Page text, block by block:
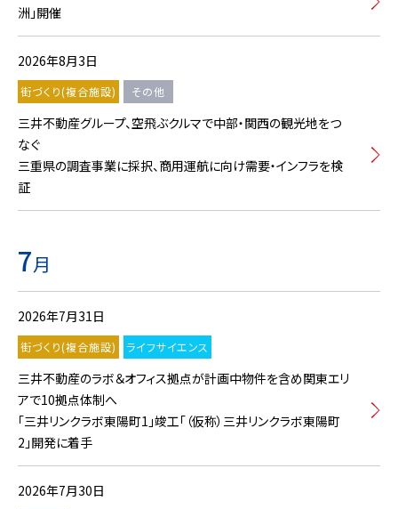
洲」開催
2026年8月3日
街づくり(複合施設) その他
三井不動産グループ、空飛ぶクルマで中部・関西の観光地をつ
なぐ
三重県の調査事業に採択、商用運航に向け需要・インフラを検
証
7月
2026年7月31日
街づくり(複合施設) ライフサイエンス
三井不動産のラボ＆オフィス拠点が計画中物件を含め関東エリ
アで10拠点体制へ
「三井リンクラボ東陽町1」竣工「（仮称）三井リンクラボ東陽町
2」開発に着手
2026年7月30日